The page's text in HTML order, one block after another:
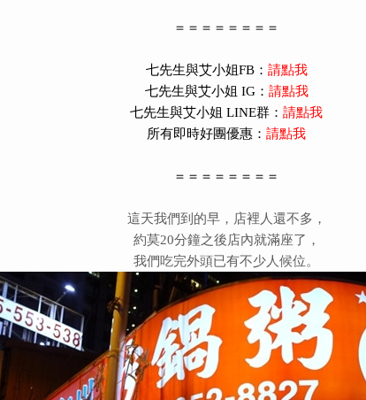
＝＝＝＝＝＝＝＝
七先生與艾小姐FB： 請點我
七先生與艾小姐 IG： 請點我
七先生與艾小姐 LINE群：請點我
所有即時好團優惠：請點我
＝＝＝＝＝＝＝＝
這天我們到的早，店裡人還不多，
約莫20分鐘之後店內就滿座了，
我們吃完外頭已有不少人候位。